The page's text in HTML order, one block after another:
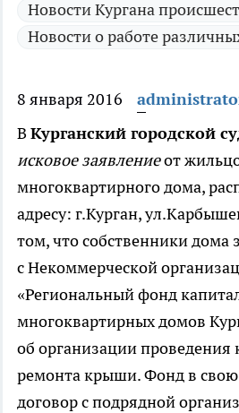
Новости Кургана
Новости о работе
8 января 2016
В Курганский городской
исковое заявлениеот
многоквартирного дома,
адресу: г.Курган,
том, что собственники дома
с Некоммерческой
«Региональный фонд
многоквартирных домов
об организации проведения
ремонта крыши. Фонд в
договор с подрядной